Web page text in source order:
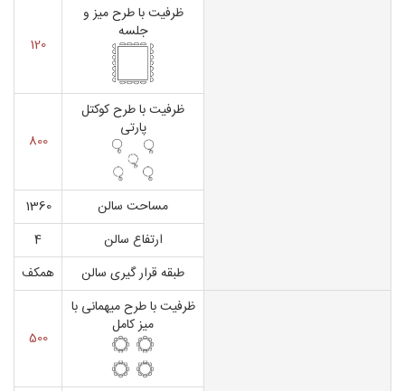
ظرفیت با طرح میز و
جلسه
120
ظرفیت با طرح کوکتل
پارتی
800
مساحت سالن
1360
ارتفاع سالن
4
طبقه قرار گیری سالن
همکف
ظرفیت با طرح میهمانی با
میز کامل
500